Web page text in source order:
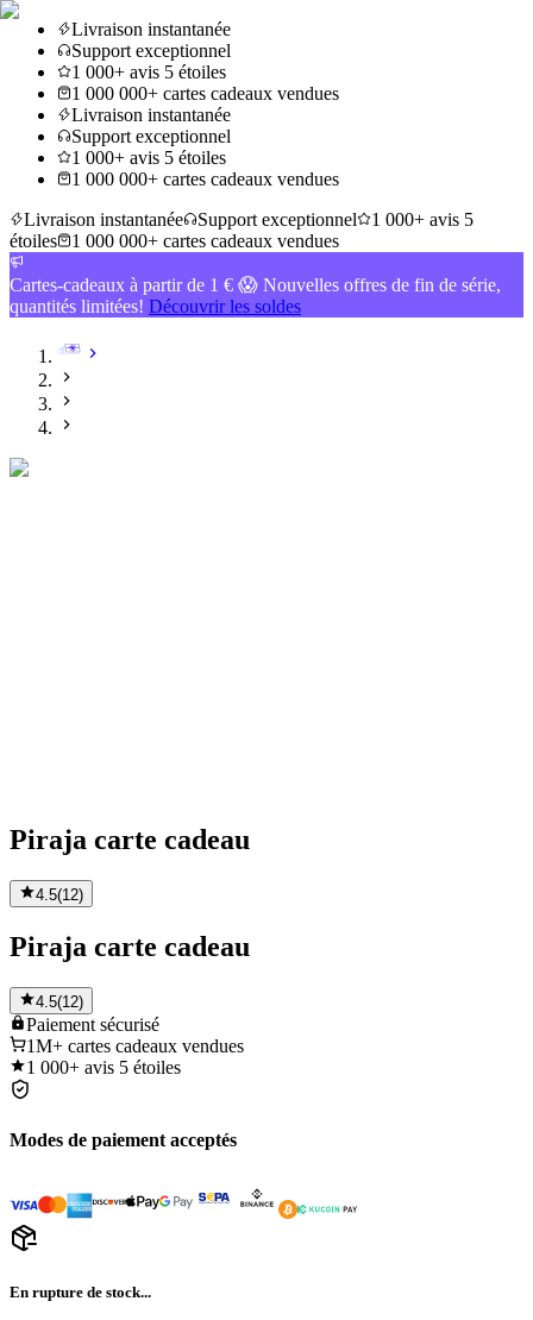
Livraison instantanée
Support exceptionnel
1 000+ avis 5 étoiles
1 000 000+ cartes cadeaux vendues
Livraison instantanée
Support exceptionnel
1 000+ avis 5 étoiles
1 000 000+ cartes cadeaux vendues
Livraison instantanée
Support exceptionnel
1 000+ avis 5
étoiles
1 000 000+ cartes cadeaux vendues
Cartes-cadeaux à partir de 1 € 😱 Nouvelles offres de fin de série,
quantités limitées! Découvrir les soldes
Piraja carte cadeau
4.5(12)
Piraja carte cadeau
4.5(12)
Paiement sécurisé
1M+ cartes cadeaux vendues
1 000+ avis 5 étoiles
Modes de paiement acceptés
En rupture de stock...